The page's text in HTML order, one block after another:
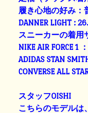
履き心地の好み：
DANNER LIGHT :
スニーカーの着用
NIKE AIR FORCE 1
ADIDAS STAN
CONVERSE ALL
スタッフOISHI
こちらのモデルは